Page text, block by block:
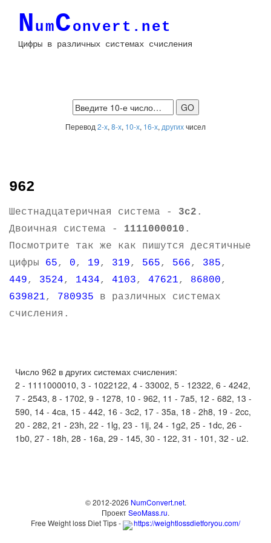
NumConvert.net
Цифры в различных системах счисления
Перевод 2-х, 8-х, 10-х, 16-х, другихчисел
962
Шестнадцатеричная система - 3c2 .
Двоичная система - 1111000010 .
Посмотрите так же как пишутся десятичные
цифры 65, 0, 19, 319, 565, 566, 385,
449, 3524, 1434, 4103, 47621, 86800,
639821, 780935 в различных системах
счисления.
Число 962 в других системах счисления:
2 - 1111000010, 3 - 1022122, 4 - 33002, 5 - 12322, 6 - 4242,
7 - 2543, 8 - 1702, 9 - 1278, 10 - 962, 11 - 7a5, 12 - 682, 13 -
590, 14 - 4ca, 15 - 442, 16 - 3c2, 17 - 35a, 18 - 2h8, 19 - 2cc,
20 - 282, 21 - 23h, 22 - 1lg, 23 - 1ij, 24 - 1g2, 25 - 1dc, 26 -
1b0, 27 - 18h, 28 - 16a, 29 - 145, 30 - 122, 31 - 101, 32 - u2.
© 2012-2026 NumConvert.net.
ПроектSeoMass.ru.
Free Weight loss Diet Tips -
https://weightlossdietforyou.com/